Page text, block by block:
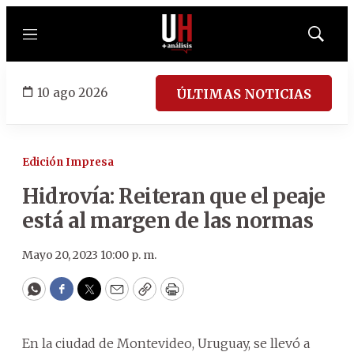
Menú
Mostrar
10 ago 2026 ÚLTIMAS NOTICIAS
Edición Impresa
Hidrovía: Reiteran que el peaje
está al margen de las normas
Mayo 20, 2023 10:00 p. m.
WhatsApp
Facebook
Twitter
EmailCopyPrint
En la ciudad de Montevideo, Uruguay, se llevó a